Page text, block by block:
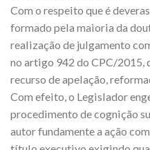
Com o respeito que é
formado pela maioria da
realização de julgamento
no artigo 942 do CPC/2015,
recurso de apelação,
Com efeito, o Legislador
procedimento de cognição
autor fundamente a ação